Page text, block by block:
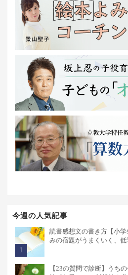
今週の人気記事
読書感想文の書き方【小
みの宿題がうまくいく、
【23の質問で診断】うち